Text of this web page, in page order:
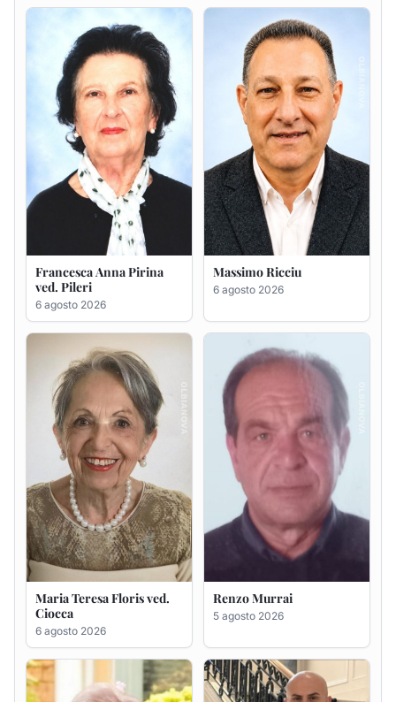
Francesca Anna Pirina
ved. Pileri
6 agosto 2026
Massimo Ricciu
6 agosto 2026
Maria Teresa Floris ved.
6 agosto 2026
Renzo Murrai
5 agosto 2026
Giovanna Ponsanu Ved.
Decandia
5 agosto 2026
Giuseppe Saba
5 agosto 2026